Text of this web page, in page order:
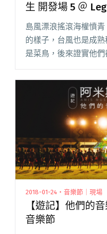
生 開發場 5 ＠
島風漂浪搖滾海權憤
的樣子，台風也是成
是菜鳥，後來證實他
動感，上上下下的漂
洋野獸系歌詞、吉他
擊：The Next Big
Legacy Taipei"
2018-01-24・音樂節｜現場
【遊記】他們的
音樂節